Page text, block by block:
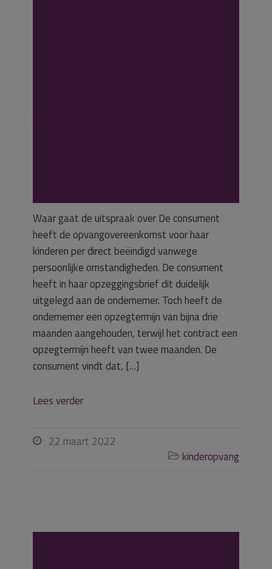
Waar gaat de uitspraak over De consument
heeft de opvangovereenkomst voor haar
kinderen per direct beëindigd vanwege
persoonlijke omstandigheden. De consument
heeft in haar opzeggingsbrief dit duidelijk
uitgelegd aan de ondernemer. Toch heeft de
ondernemer een opzegtermijn van bijna drie
maanden aangehouden, terwijl het contract een
opzegtermijn heeft van twee maanden. De
consument vindt dat, […]
Lees verder
 22 maart 2022
 kinderopvang